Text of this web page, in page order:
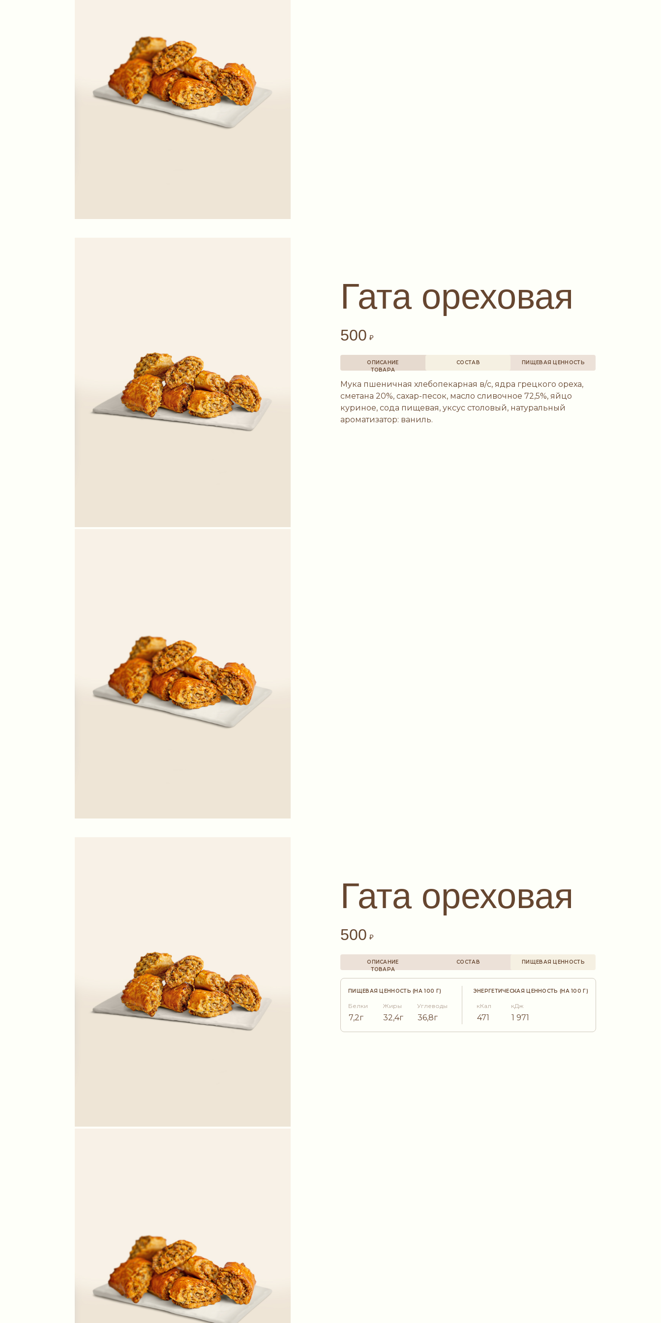
Гата ореховая
500 ₽
Мука пшеничная хлебопекарная в/с, ядра грецкого ореха,
сметана 20%, сахар-песок, масло сливочное 72,5%, яйцо
куриное, сода пищевая, уксус столовый, натуральный
ароматизатор: ваниль.
ОПИСАНИЕ
ТОВАРА
ПИЩЕВАЯ ЦЕННОСТЬ
СОСТАВ
Гата ореховая
500 ₽
ПИЩЕВАЯ ЦЕННОСТЬ (НА 100 Г) ЭНЕРГЕТИЧЕСКАЯ ЦЕННОСТЬ (НА 100 Г)
Белки
7,2г
Жиры
32,4г
Углеводы
36,8г
кКал
471
кДж
1 971
ОПИСАНИЕ
ТОВАРА
СОСТАВ ПИЩЕВАЯ ЦЕННОСТЬ